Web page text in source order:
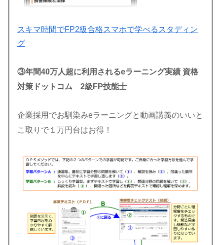
スキマ時間でFP2級合格スマホで学べるスタディン
グ
③年間40万人超に利用されるeラーニング実績 資格
対策ドットコム 2級FP技能士
企業採用でお馴染みeラーニングと動画講義のいいと
こ取りで１万円台はお得！